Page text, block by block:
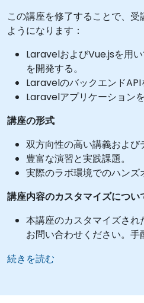
この講座を修了することで、
ようになります：
LaravelおよびVue.jsを用
を開発する。
LaravelのバックエンドAPI
Laravelアプリケーション
講座の形式
双方向性の高い講義および
豊富な演習と実践課題。
実際のラボ環境でのハンズ
講座内容のカスタマイズについ
本講座のカスタマイズされ
お問い合わせください。手
続きを読む